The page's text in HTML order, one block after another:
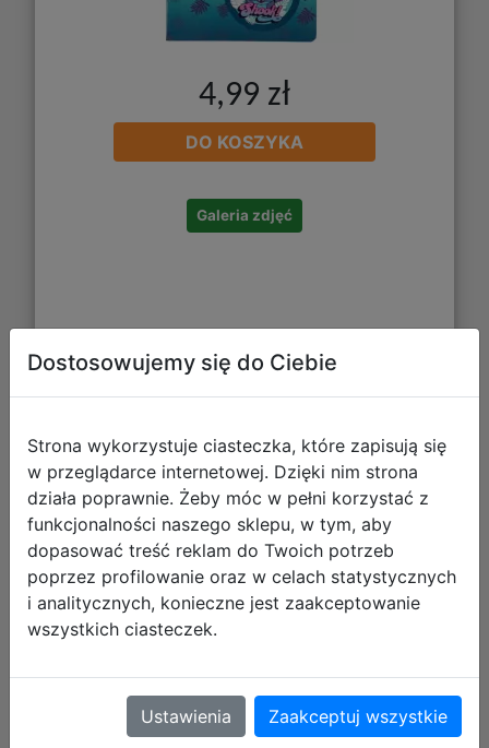
4,99 zł
DO KOSZYKA
Galeria zdjęć
Starpak Temperówka Pojedyncza
Doggy 583397
Dostosowujemy się do Ciebie
Strona wykorzystuje ciasteczka, które zapisują się
w przeglądarce internetowej. Dzięki nim strona
działa poprawnie. Żeby móc w pełni korzystać z
funkcjonalności naszego sklepu, w tym, aby
dopasować treść reklam do Twoich potrzeb
poprzez profilowanie oraz w celach statystycznych
i analitycznych, konieczne jest zaakceptowanie
wszystkich ciasteczek.
Ustawienia Zaakceptuj wszystkie